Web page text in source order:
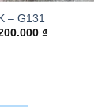
– G131
₫